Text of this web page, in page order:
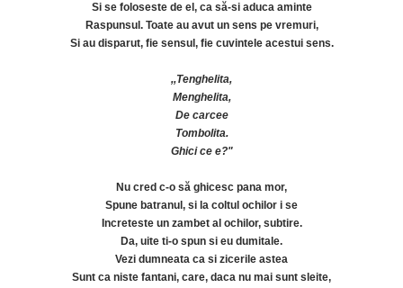
Si se foloseste de el, ca să-si aduca aminte
Raspunsul. Toate au avut un sens pe vremuri,
Si au disparut, fie sensul, fie cuvintele acestui sens.
,,Tenghelita,
Menghelita,
De carcee
Tombolita.
Ghici ce e?"
Nu cred c-o să ghicesc pana mor,
Spune batranul, si la coltul ochilor i se
Increteste un zambet al ochilor, subtire.
Da, uite ti-o spun si eu dumitale.
Vezi dumneata ca si zicerile astea
Sunt ca niste fantani, care, daca nu mai sunt sleite,